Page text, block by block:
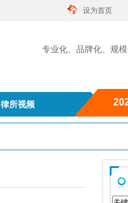
设为首页
专业化、品牌化、规
创建"红
律所视频